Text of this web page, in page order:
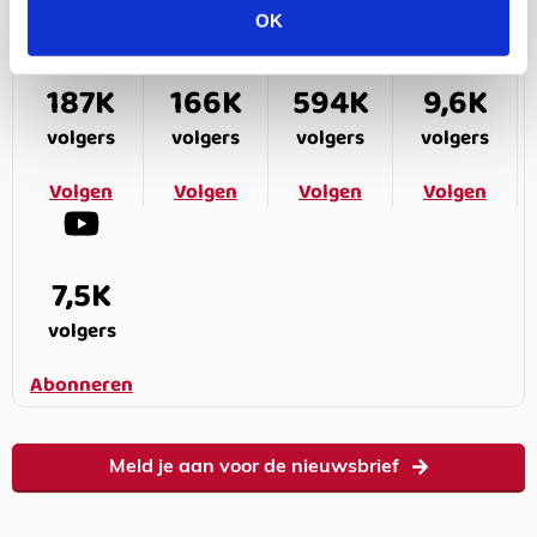
OK
187K
volgers
Volgen
166K
volgers
Volgen
594K
volgers
Volgen
9,6K
volgers
Volgen
7,5K
volgers
Abonneren
Meld je aan voor de nieuwsbrief